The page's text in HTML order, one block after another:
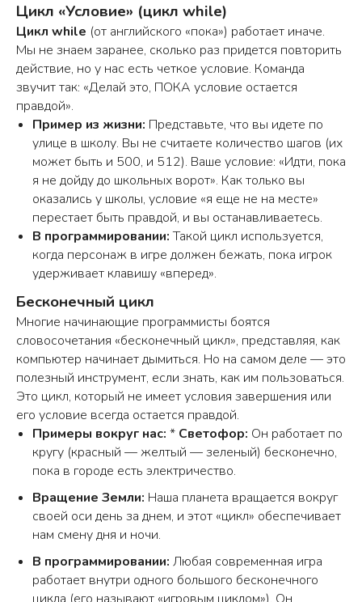
Цикл «Условие» (цикл while)
Цикл while (от английского «пока») работает иначе.
Мы не знаем заранее, сколько раз придется повторить
действие, но у нас есть четкое условие. Команда
звучит так: «Делай это, ПОКА условие остается
правдой».
Пример из жизни: Представьте, что вы идете по
улице в школу. Вы не считаете количество шагов (их
может быть и 500, и 512). Ваше условие: «Идти, пока
я не дойду до школьных ворот». Как только вы
оказались у школы, условие «я еще не на месте»
перестает быть правдой, и вы останавливаетесь.
В программировании:Такой цикл используется,
когда персонаж в игре должен бежать, пока игрок
удерживает клавишу «вперед».
Бесконечный цикл
Многие начинающие программисты боятся
словосочетания «бесконечный цикл», представляя, как
компьютер начинает дымиться. Но на самом деле — это
полезный инструмент, если знать, как им пользоваться.
Это цикл, который не имеет условия завершения или
его условие всегда остается правдой.
Примеры вокруг нас: * Светофор: Он работает по
кругу (красный — желтый — зеленый) бесконечно,
пока в городе есть электричество.
Вращение Земли: Наша планета вращается вокруг
своей оси день за днем, и этот «цикл» обеспечивает
нам смену дня и ночи.
В программировании: Любая современная игра
работает внутри одного большого бесконечного